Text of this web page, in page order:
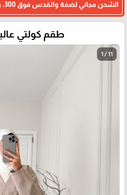
الشحن مجاني لضفة والقدس فوق 300، و الداخل فوق 600
طقم كولتي
1 / 11